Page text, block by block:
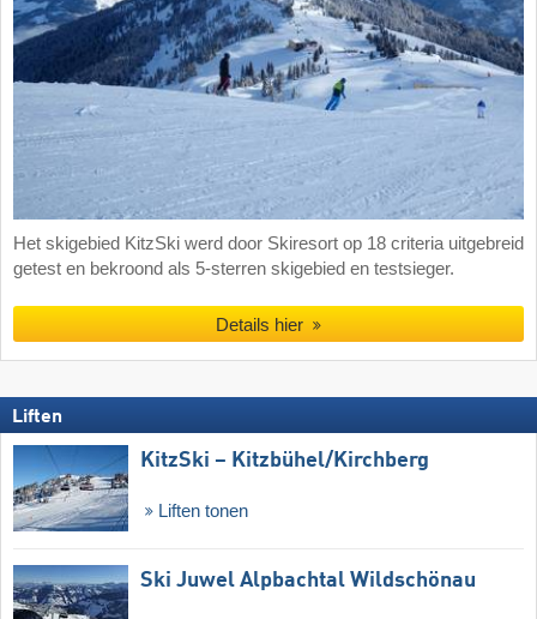
Het skigebied KitzSki werd door Skiresort op 18 criteria uitgebreid
getest en bekroond als 5-sterren skigebied en testsieger.
Details hier
Liften
KitzSki – Kitzbühel/​Kirchberg
Liften tonen
Ski Juwel Alpbachtal Wildschönau